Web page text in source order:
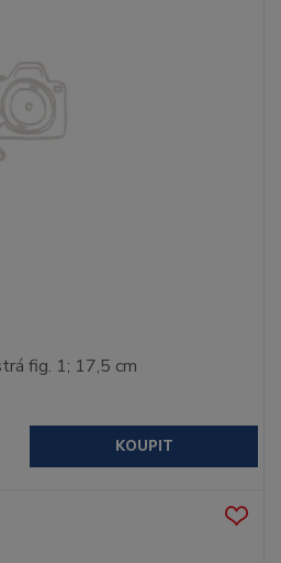
fig. 1; 17,5 cm
KOUPIT